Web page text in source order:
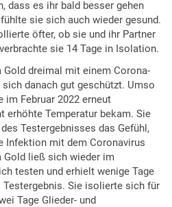
dass es ihr bald besser gehen
sie sich auch wieder gesund.
öfter, ob sie und ihr Partner
sie 14 Tage in Isolation.
dreimal mit einem Corona-
danach gut geschützt. Umso
im Februar 2022 erneut
erhöhte Temperatur bekam. Sie
Testergebnisses das Gefühl,
Infektion mit dem Coronavirus
Gold ließ sich wieder im
testen und erhielt wenige Tage
Sie isolierte sich für
Tage Glieder- und